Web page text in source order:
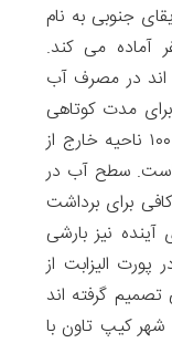
جنوبی به نام
آماده می کند.
اند در مصرف آب
مدت کوتاهی
آب باقی مانده و جریان آب در بیش از ۱۰۰ ناحیه خارج از
سطح آب در
برای برداشت
آینده نیز بارشی
الیزابت از
گرفته اند
۴ سال گذشته شهر کیپ تاون با